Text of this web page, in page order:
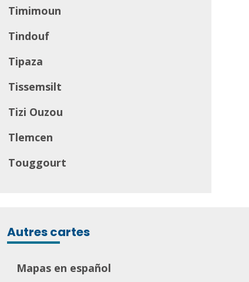
Timimoun
Tindouf
Tipaza
Tissemsilt
Tizi Ouzou
Tlemcen
Touggourt
Autres cartes
Mapas en español